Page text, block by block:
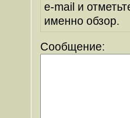
e-mail и
именно обзор.
Сообщение: